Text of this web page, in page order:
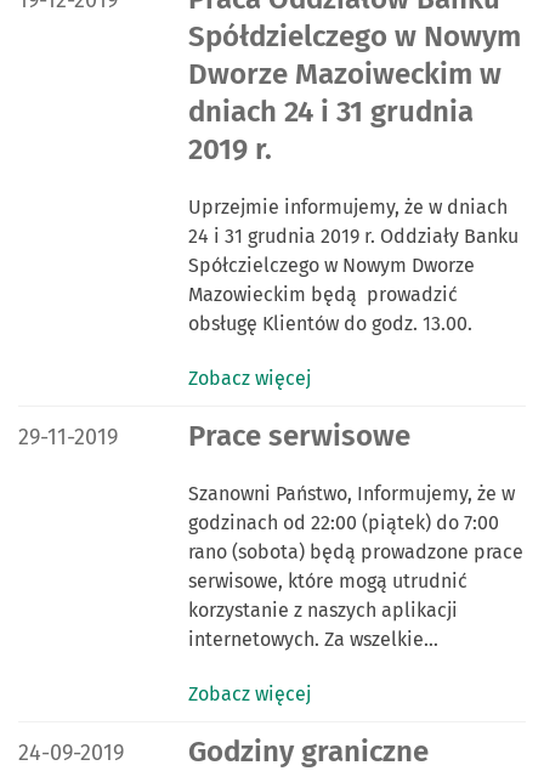
Spółdzielczego w Nowym
Dworze Mazoiweckim w
dniach 24 i 31 grudnia
2019 r.
Uprzejmie informujemy, że w dniach
24 i 31 grudnia 2019 r. Oddziały Banku
Spółczielczego w Nowym Dworze
Mazowieckim będą prowadzić
obsługę Klientów do godz. 13.00.
Zobacz więcej
DATA PUBLIKACJI:
29-11-2019 Prace serwisowe
Szanowni Państwo, Informujemy, że w
godzinach od 22:00 (piątek) do 7:00
rano (sobota) będą prowadzone prace
serwisowe, które mogą utrudnić
korzystanie z naszych aplikacji
internetowych. Za wszelkie…
Zobacz więcej
DATA PUBLIKACJI:
24-09-2019
Godziny graniczne